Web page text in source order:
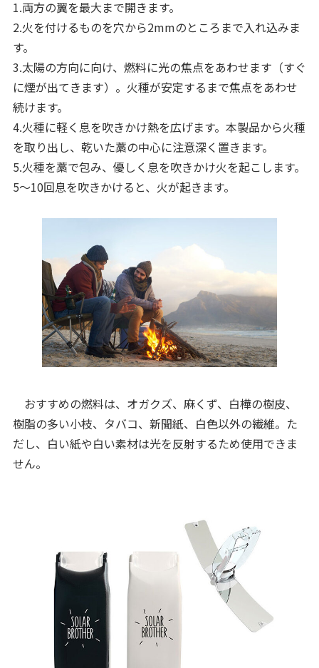
1.両方の翼を最大まで開きます。
2.火を付けるものを穴から2mmのところまで入れ込みま
す。
3.太陽の方向に向け、燃料に光の焦点をあわせます（すぐ
に煙が出てきます）。火種が安定するまで焦点をあわせ
続けます。
4.火種に軽く息を吹きかけ熱を広げます。本製品から火種
を取り出し、乾いた藁の中心に注意深く置きます。
5.火種を藁で包み、優しく息を吹きかけ火を起こします。
5〜10回息を吹きかけると、火が起きます。
おすすめの燃料は、オガクズ、麻くず、白樺の樹皮、
樹脂の多い小枝、タバコ、新聞紙、白色以外の繊維。た
だし、白い紙や白い素材は光を反射するため使用できま
せん。